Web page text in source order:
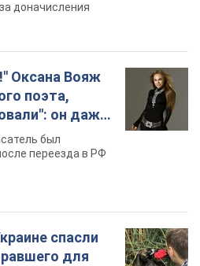
доначисления
Оксана Вояж
поэта,
он даже
хочет
был
переезда в РФ
спасли
для